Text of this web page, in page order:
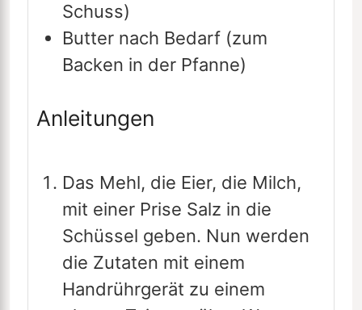
Schuss)
Butter nach Bedarf (zum
Backen in der Pfanne)
Anleitungen
Das Mehl, die Eier, die Milch,
mit einer Prise Salz in die
Schüssel geben. Nun werden
die Zutaten mit einem
Handrührgerät zu einem